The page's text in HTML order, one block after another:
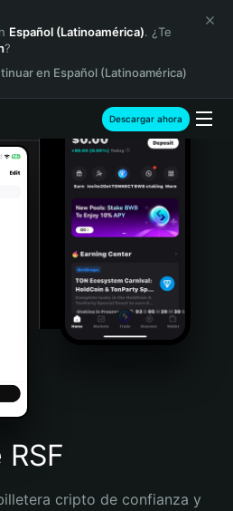
Español (Latinoamérica). ¿Te
?
en Español (Latinoamérica)
Descargar ahora
cripto de confianza y